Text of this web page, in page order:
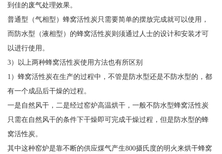
到佳的废气处理效果。
普通型（气相型）蜂窝活性炭只需要简单的摆放完成就可以使用，
而防水型（液相型）的蜂窝活性炭则须通过人士的设计和安装才可
以进行使用。
3）以上两种蜂窝活性炭使用方法也有所区别
1）蜂窝活性炭在生产的过程中，不管是防水型还是不防水型的，都
有一个成品后干燥的过程。
一是自然风干，二是经过窑炉高温烘干，一般不防水型蜂窝活性炭
只需在自然风干的条件下干燥即可完成干燥过程，但是防水型的蜂
窝活性炭。
其中这种窑炉是靠不断的供应煤气产生800摄氏度的明火来烘干蜂窝